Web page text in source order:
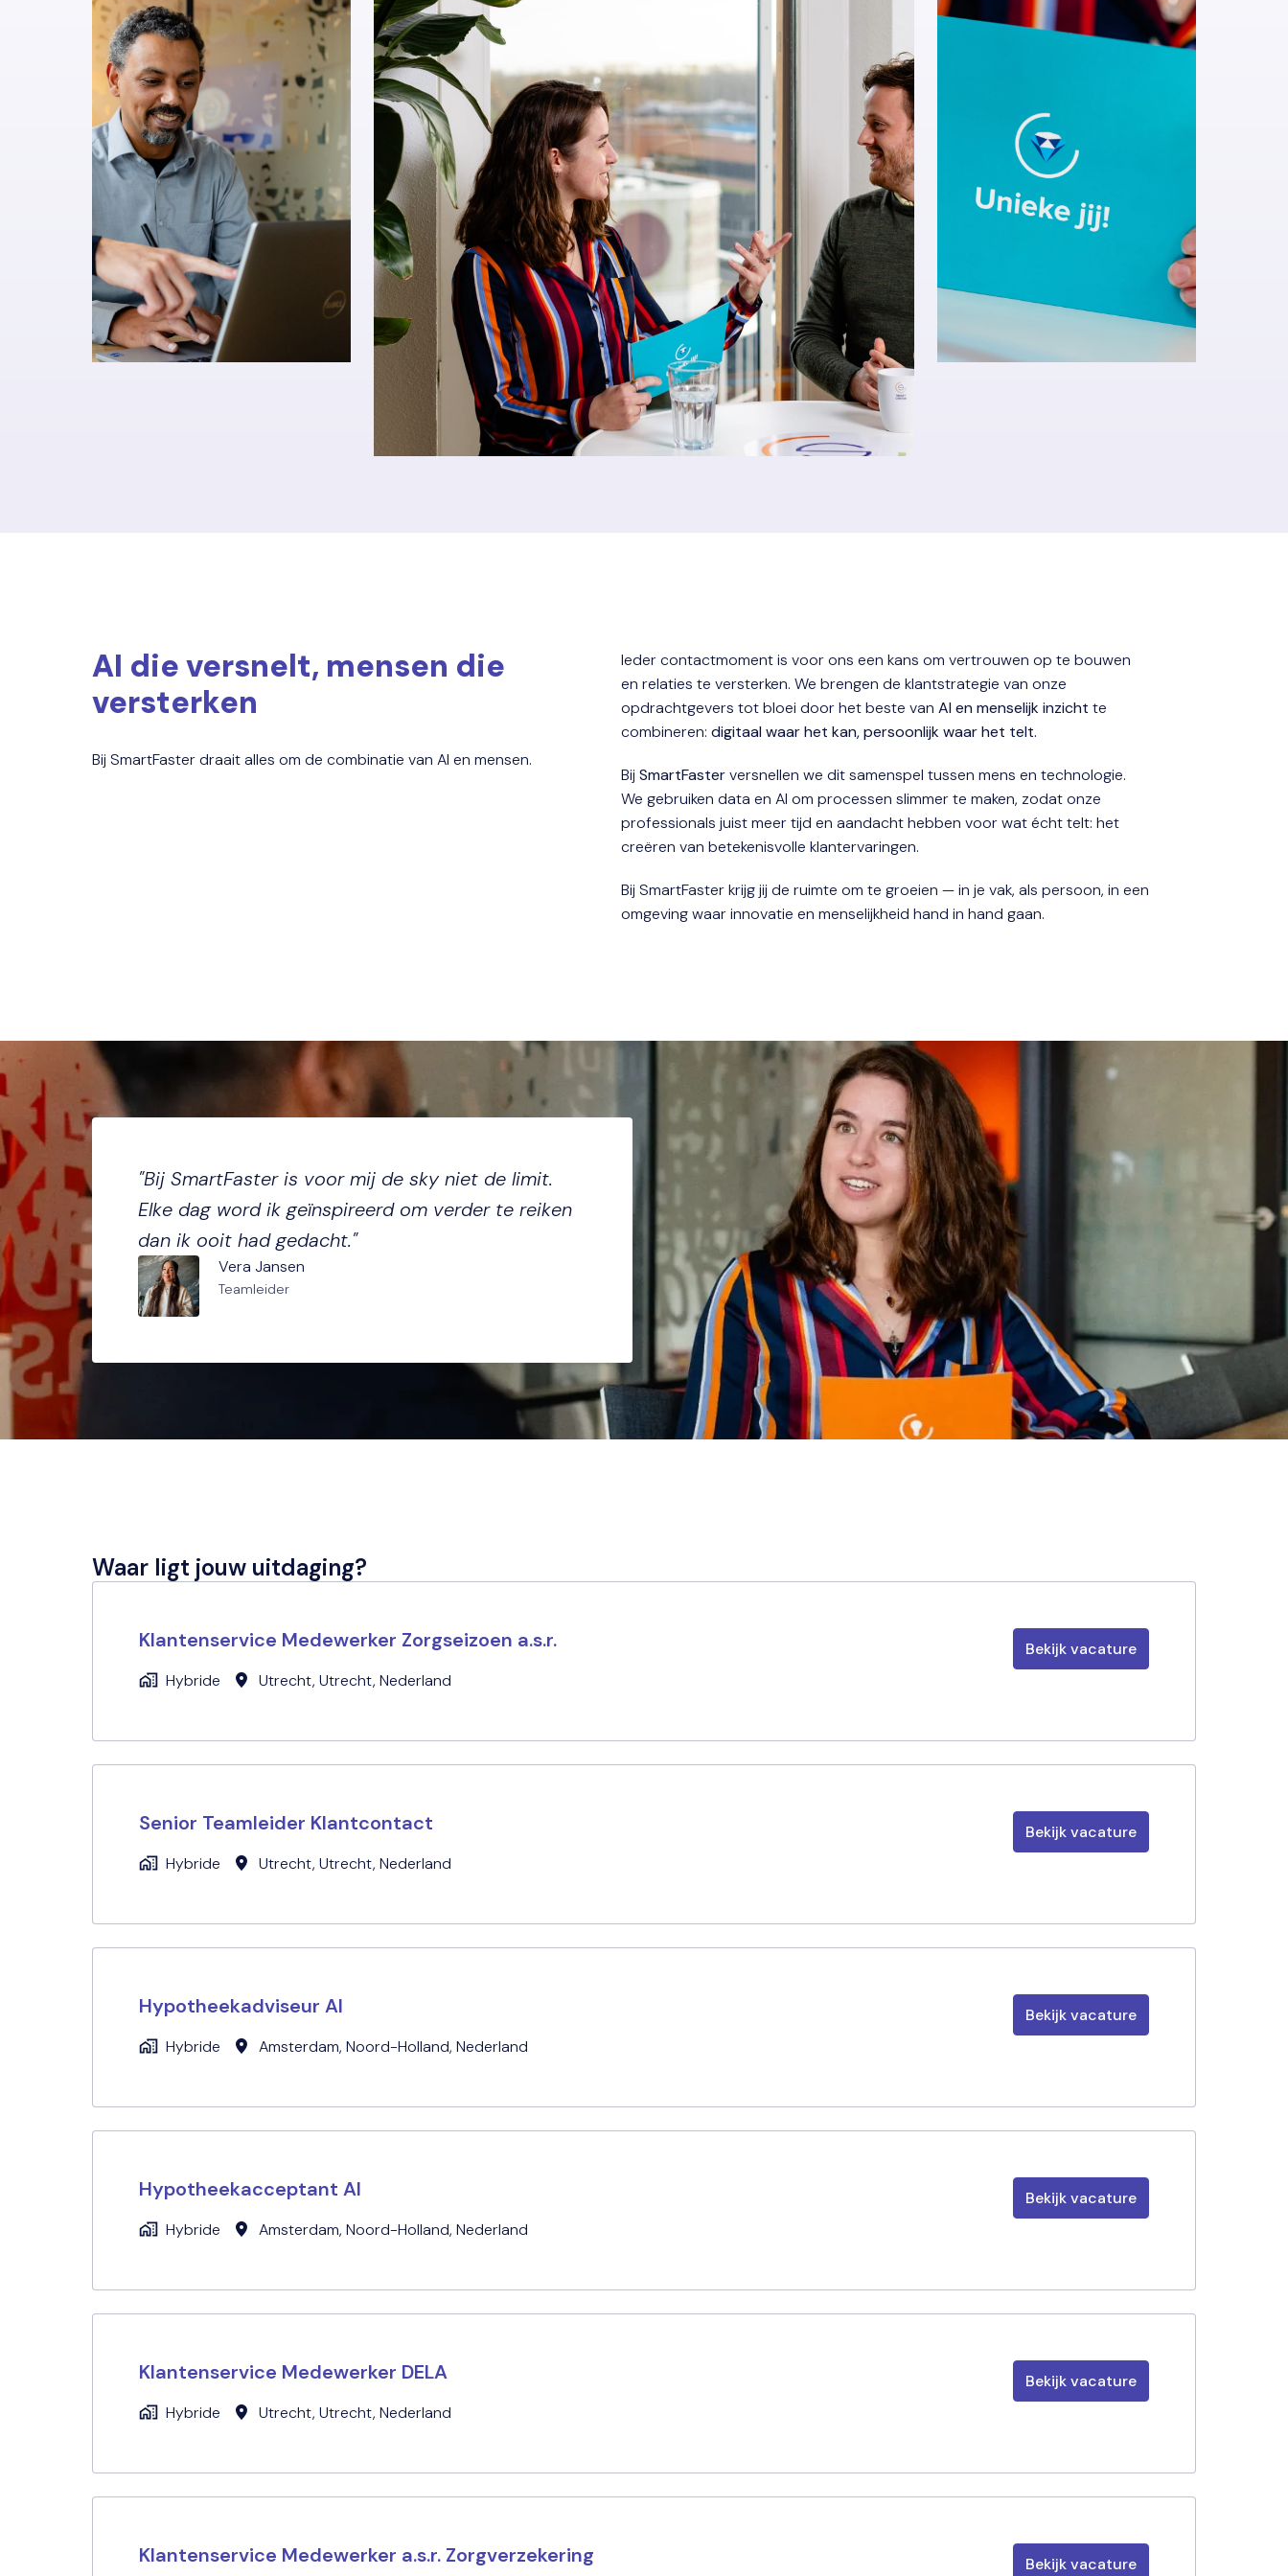
AI die versnelt, mensen die
versterken
Bij SmartFaster draait alles om de combinatie van AI en mensen.
Ieder contactmoment is voor ons een kans om vertrouwen op te bouwen
en relaties te versterken. We brengen de klantstrategie van onze
opdrachtgevers tot bloei door het beste van AI en menselijk inzicht te
combineren: digitaal waar het kan, persoonlijk waar het telt.
Bij SmartFaster versnellen we dit samenspel tussen mens en technologie.
We gebruiken data en AI om processen slimmer te maken, zodat onze
professionals juist meer tijd en aandacht hebben voor wat écht telt: het
creëren van betekenisvolle klantervaringen.
Bij SmartFaster krijg jij de ruimte om te groeien — in je vak, als persoon, in een
omgeving waar innovatie en menselijkheid hand in hand gaan.
"Bij SmartFaster is voor mij de sky niet de limit.
Elke dag word ik geïnspireerd om verder te reiken
dan ik ooit had gedacht."
Vera Jansen
Teamleider
Waar ligt jouw uitdaging?
Klantenservice Medewerker Zorgseizoen a.s.r.
Hybride Utrecht, Utrecht, Nederland
Bekijk vacature
Senior Teamleider Klantcontact
Hybride Utrecht, Utrecht, Nederland
Bekijk vacature
Hypotheekadviseur AI
Hybride Amsterdam, Noord-Holland, Nederland
Bekijk vacature
Hypotheekacceptant AI
Hybride Amsterdam, Noord-Holland, Nederland
Bekijk vacature
Klantenservice Medewerker DELA
Hybride Utrecht, Utrecht, Nederland
Bekijk vacature
Klantenservice Medewerker a.s.r. Zorgverzekering Bekijk vacature